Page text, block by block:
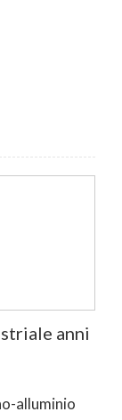
anni
alluminio